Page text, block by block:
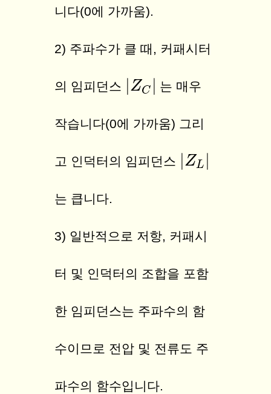
니다(0에 가까움).
2) 주파수가 클 때, 커패시터
의 임피던스 ZC
ZC| 는 매우
작습니다(0에 가까움) 그리
고 인덕터의 임피던스 ZL
ZL|
는 큽니다.
3) 일반적으로 저항, 커패시
터 및 인덕터의 조합을 포함
한 임피던스는 주파수의 함
수이므로 전압 및 전류도 주
파수의 함수입니다.